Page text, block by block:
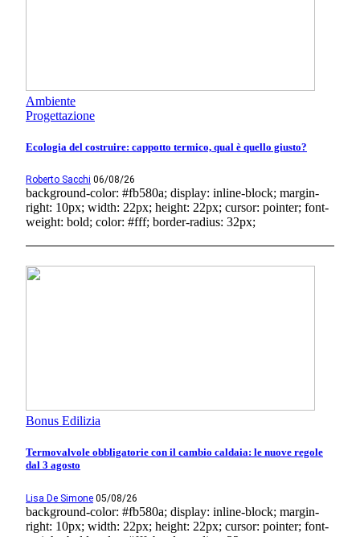
Ambiente
Progettazione
Ecologia del costruire: cappotto termico, qual è quello giusto?
Roberto Sacchi 06/08/26
background-color: #fb580a; display: inline-block; margin-
right: 10px; width: 22px; height: 22px; cursor: pointer; font-
weight: bold; color: #fff; border-radius: 32px;
Bonus Edilizia
Termovalvole obbligatorie con il cambio caldaia: le nuove regole
dal 3 agosto
Lisa De Simone 05/08/26
background-color: #fb580a; display: inline-block; margin-
right: 10px; width: 22px; height: 22px; cursor: pointer; font-